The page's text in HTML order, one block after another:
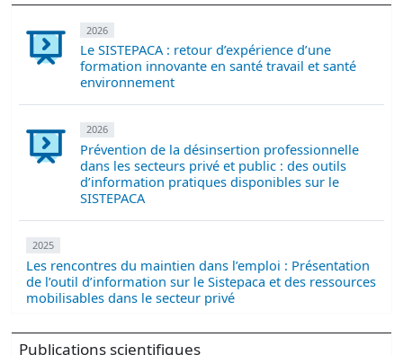
2026
Le SISTEPACA : retour d’expérience d’une
formation innovante en santé travail et santé
environnement
2026
Prévention de la désinsertion professionnelle
dans les secteurs privé et public : des outils
d’information pratiques disponibles sur le
SISTEPACA
2025
Les rencontres du maintien dans l’emploi : Présentation
de l’outil d’information sur le Sistepaca et des ressources
mobilisables dans le secteur privé
Publications scientifiques